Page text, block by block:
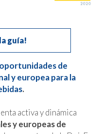
guía!
de
y europea para la
.
activa y dinámica
y europeas de